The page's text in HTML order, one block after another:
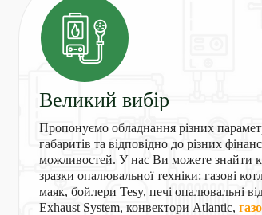
Великий вибір
Пропонуємо обладнання різних
габаритів та відповідно до різних
можливостей. У нас Ви можете знайти
зразки опалювальної техніки: газові
маяк, бойлери Tesy, печі опалювальні
Exhaust System, конвектори Atlantic,